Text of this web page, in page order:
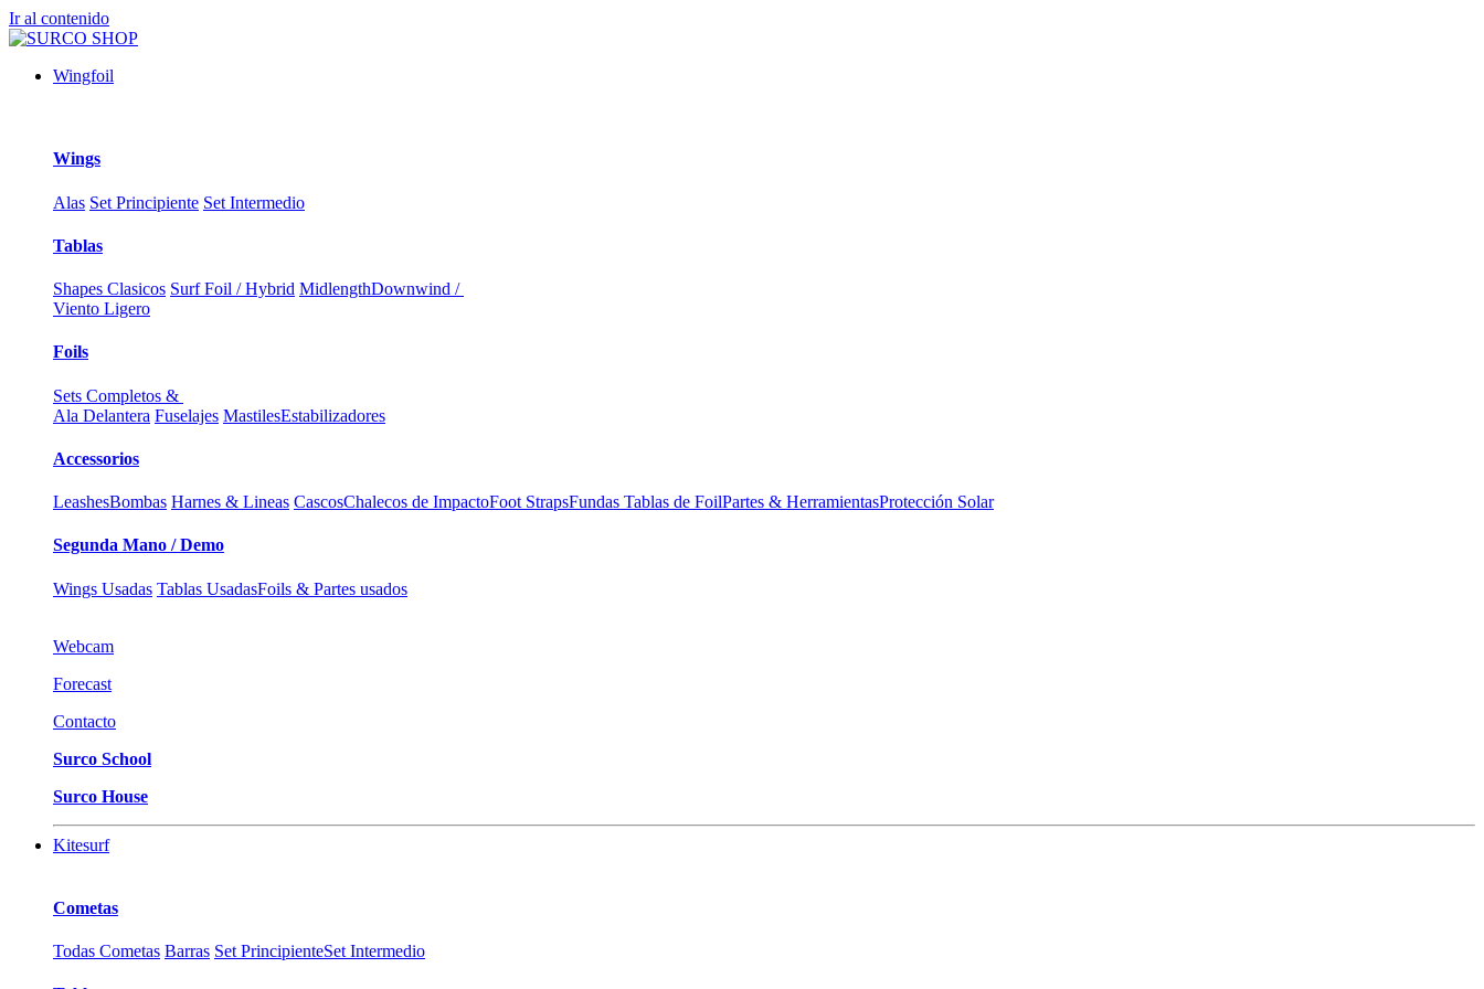
Ir al contenido
Wingfoil
Wings
Alas Set Principiente Set Intermedio
Tablas
Shapes Clasicos Surf Foil / Hybrid MidlengthDownwind /
Viento Ligero
Foils
Sets Completos &
Ala Delantera Fuselajes MastilesEstabilizadores
Accessorios
LeashesBombas Harnes & Lineas CascosChalecos de ImpactoFoot StrapsFundas Tablas de FoilPartes & HerramientasProtección Solar
Segunda Mano / Demo
Wings Usadas Tablas UsadasFoils & Partes usados
Webcam
Forecast
Contacto
Surco School
Surco House
Kitesurf
Cometas
Todas Cometas Barras Set PrincipienteSet Intermedio